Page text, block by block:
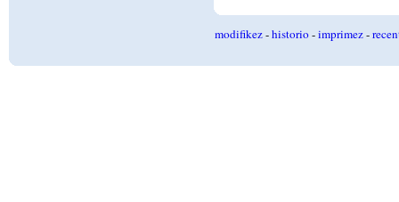
modifikez-historio-imprimez-